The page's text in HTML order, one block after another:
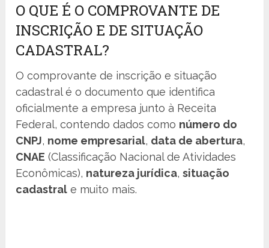
O QUE É O COMPROVANTE DE
INSCRIÇÃO E DE SITUAÇÃO
CADASTRAL?
O comprovante de inscrição e situação
cadastral é o documento que identifica
oficialmente a empresa junto à Receita
Federal, contendo dados como número do
CNPJ, nome empresarial, data de abertura,
CNAE (Classificação Nacional de Atividades
Econômicas), natureza jurídica,situação
cadastral e muito mais.